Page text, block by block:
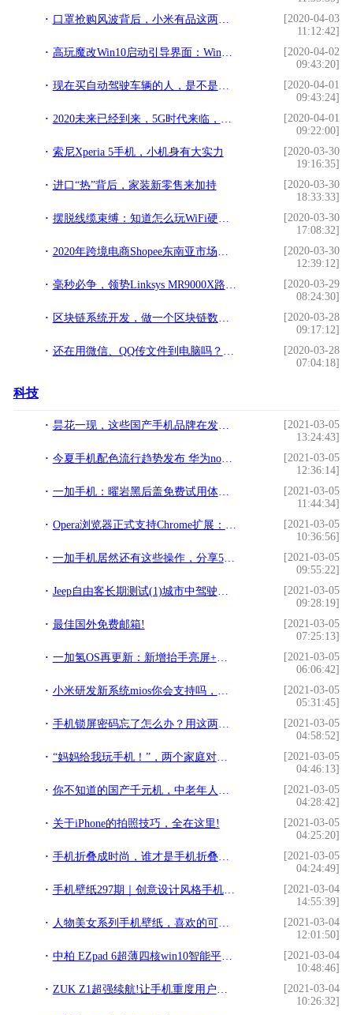
口罩抢购风波背后，小米有品这两年经历了什么
[2020-04-03
11:12:42]
高玩魔改Win10启动引导界面：Windows 2000归来
[2020-04-02
09:43:20]
现在买自动驾驶车辆的人，是不是傻子？
[2020-04-01
09:43:24]
2020未来已经到来，5G时代来临，它将会给我们带来什么惊喜！
[2020-04-01
09:22:00]
索尼Xperia 5手机，小机身有大实力
[2020-03-30
19:16:35]
进口“热”背后，家装新零售来加持
[2020-03-30
18:33:33]
摆脱线缆束缚：知道怎么玩WiFi硬盘吗？
[2020-03-30
17:08:32]
2020年跨境电商Shopee东南亚市场特点及热销品类上新建议
[2020-03-30
12:39:12]
毫秒必争，领势Linksys MR9000X路由器为电竞而生
[2020-03-29
08:24:30]
区块链系统开发，做一个区块链数字钱包app多少钱
[2020-03-28
09:17:12]
还在用微信、QQ传文件到电脑吗？花粉不妨试试Huawei Share功能
[2020-03-28
07:04:18]
科技
昙花一现，这些国产手机品牌在发展的路上终究只是过客！!
[2021-03-05
13:24:43]
今夏手机配色流行趋势发布 华为nova 3樱草金再造爆款!
[2021-03-05
12:36:14]
一加手机：曜岩黑后盖免费试用体验报告!
[2021-03-05
11:44:34]
Opera浏览器正式支持Chrome扩展：一键安装!
[2021-03-05
10:36:56]
一加手机居然还有这些操作，分享5不为人知的使用技巧！!
[2021-03-05
09:55:22]
Jeep自由客长期测试(1)城市中驾驶感受!
[2021-03-05
09:28:19]
最佳国外免费邮箱!
[2021-03-05
07:25:13]
一加氢OS再更新：新增抬手亮屏+全新字体！!
[2021-03-05
06:06:42]
小米研发新系统mios你会支持吗，搭在手机上!
[2021-03-05
05:31:45]
手机锁屏密码忘了怎么办？用这两招，自己在家就能搞定！!
[2021-03-05
04:58:52]
“妈妈给我玩手机！”，两个家庭对手机不同态度，决定孩子的未来!
[2021-03-05
04:46:13]
你不知道的国产千元机，中老年人的第一选择“金嗓子手机AGM H2”!
[2021-03-05
04:28:42]
关于iPhone的拍照技巧，全在这里!
[2021-03-05
04:25:20]
手机折叠成时尚，谁才是手机折叠之王？结局在意料之中!
[2021-03-05
04:24:49]
手机壁纸297期｜创意设计风格手机壁纸、安卓苹果手机壁纸!
[2021-03-04
14:55:39]
人物美女系列手机壁纸，喜欢的可以加下收藏哦！一起来欣赏吧！!
[2021-03-04
12:01:50]
中柏 EZpad 6超薄四核win10智能平板电脑使用心得!
[2021-03-04
10:48:46]
ZUK Z1超强续航!让手机重度用户不再烦恼!
[2021-03-04
10:26:32]